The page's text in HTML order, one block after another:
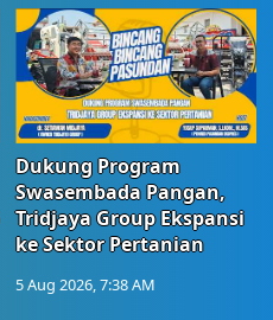
Dukung Program
Swasembada Pangan,
Tridjaya Group Ekspansi
ke Sektor Pertanian
5 Aug 2026, 7:38 AM